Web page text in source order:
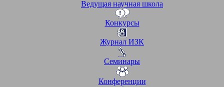
Ведущая научная школа
Конкурсы
Журнал ИЗК
Семинары
Конференции